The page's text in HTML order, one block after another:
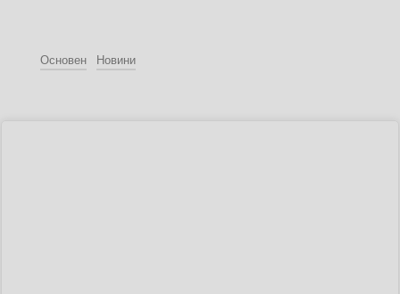
Основен Новини